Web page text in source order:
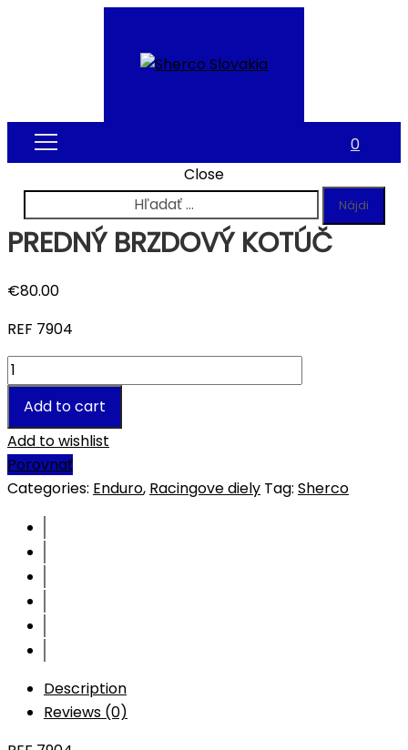
0
Close
Hľadať:
PREDNÝ BRZDOVÝ KOTÚČ
€80.00
REF 7904
Quantity
Add to cart
Add to wishlist
Porovnať
Categories: Enduro, Racingove diely Tag: Sherco
Description
Reviews (0)